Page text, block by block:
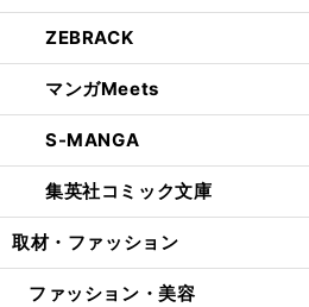
ZEBRACK
マンガMeets
S-MANGA
集英社コミック文庫
取材・ファッション
ファッション・美容